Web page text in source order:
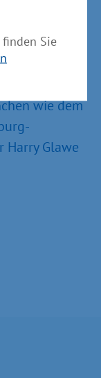
Sie
Konsum
wie dem
Harry Glawe